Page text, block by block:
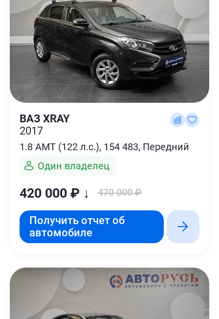
ВАЗ XRAY
2017
1.8 AMT (122 л.с.), 154 483, Передний
Один владелец
420 000 ₽ ↓ 470 000 ₽
Получить отчет об
автомобиле